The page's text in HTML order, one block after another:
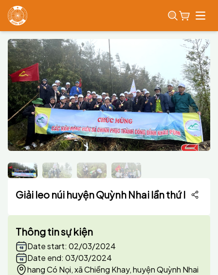
Giải leo núi huyện Quỳnh Nhai lần thứ I
Thông tin sự kiện
Date start: 02/03/2024
Date end: 03/03/2024
hang Có Nọi, xã Chiềng Khay, huyện Quỳnh Nhai